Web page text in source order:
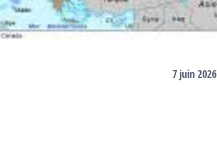
7 juin 2026